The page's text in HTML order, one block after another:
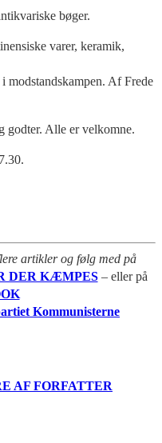
bøger.
varer, keramik,
modstandskampen. Af Frede
Alle er velkomne.
artikler og følg med på
DER KÆMPES – eller på
Kommunisterne
AF FORFATTER